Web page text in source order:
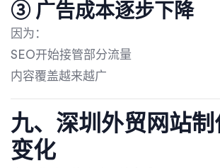
③ 广告成本逐步下降
因为：
SEO开始接管部分流量
内容覆盖越来越广
九、深圳外贸网站
变化